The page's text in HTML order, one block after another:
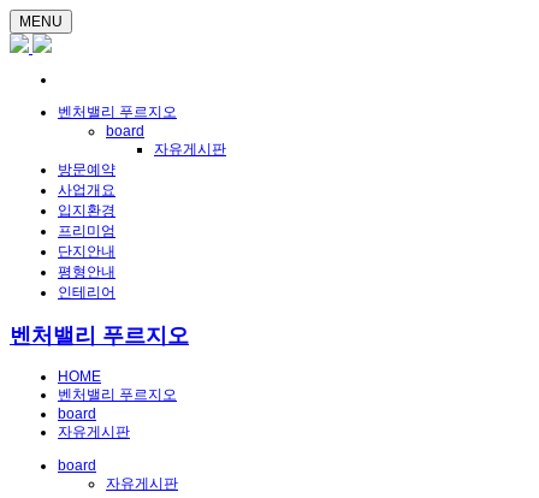
MENU
벤처밸리 푸르지오
board
자유게시판
방문예약
사업개요
입지환경
프리미엄
단지안내
평형안내
인테리어
벤처밸리 푸르지오
HOME
벤처밸리 푸르지오
board
자유게시판
board
자유게시판